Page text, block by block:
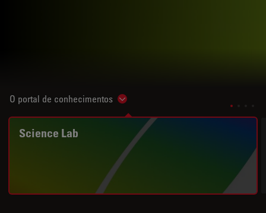
O portal de conhecimentos Show subnavigation
Science Lab